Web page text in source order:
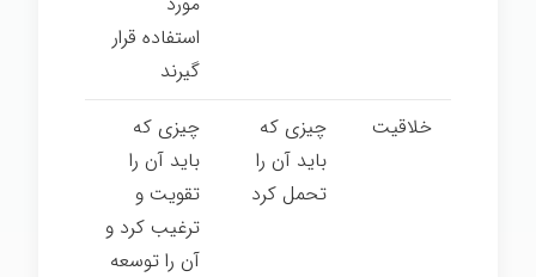
استفاده قرار
گیرند
خلاقیت
چیزی که
باید آن را
تحمل کرد
چیزی که
باید آن را
تقویت و
ترغیب کرد و
آن را توسعه